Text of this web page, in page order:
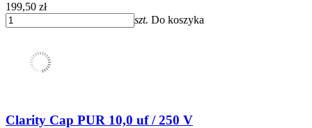
199,50 zł
szt. Do koszyka
Clarity Cap PUR 10,0 uf / 250 V